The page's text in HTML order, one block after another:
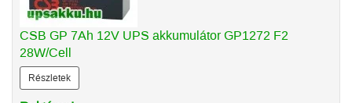
CSB GP 7Ah 12V UPS akkumulátor GP1272 F2
28W/Cell
Részletek